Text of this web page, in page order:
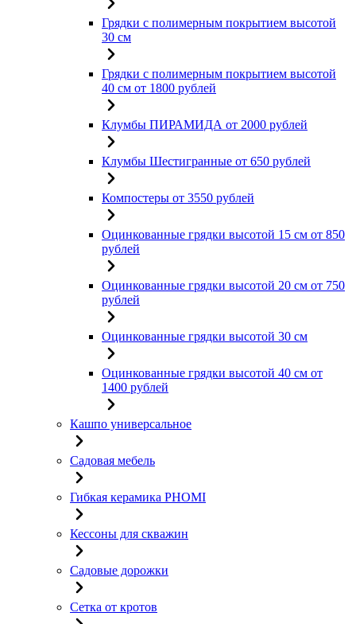
Грядки с полимерным покрытием высотой
30 см
Грядки с полимерным покрытием высотой
40 см от 1800 рублей
Клумбы ПИРАМИДА от 2000 рублей
Клумбы Шестигранные от 650 рублей
Компостеры от 3550 рублей
Оцинкованные грядки высотой 15 см от 850
рублей
Оцинкованные грядки высотой 20 см от 750
рублей
Оцинкованные грядки высотой 30 см
Оцинкованные грядки высотой 40 см от
1400 рублей
Кашпо универсальное
Садовая мебель
Гибкая керамика PHOMI
Кессоны для скважин
Садовые дорожки
Сетка от кротов